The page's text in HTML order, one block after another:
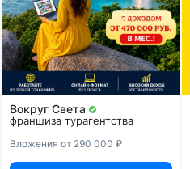
Вокруг Света
франшиза турагентства
Вложения от 290 000 ₽